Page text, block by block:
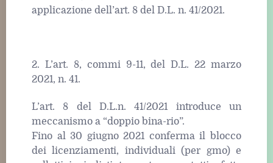
applicazione dell’art. 8 del D.L. n. 41/2021.
2. L’art. 8, commi 9-11, del D.L. 22 marzo
2021, n. 41.
L’art. 8 del D.L.n. 41/2021 introduce un
meccanismo a “doppio bina-rio”.
Fino al 30 giugno 2021 conferma il blocco
dei licenziamenti, individuali (per gmo) e